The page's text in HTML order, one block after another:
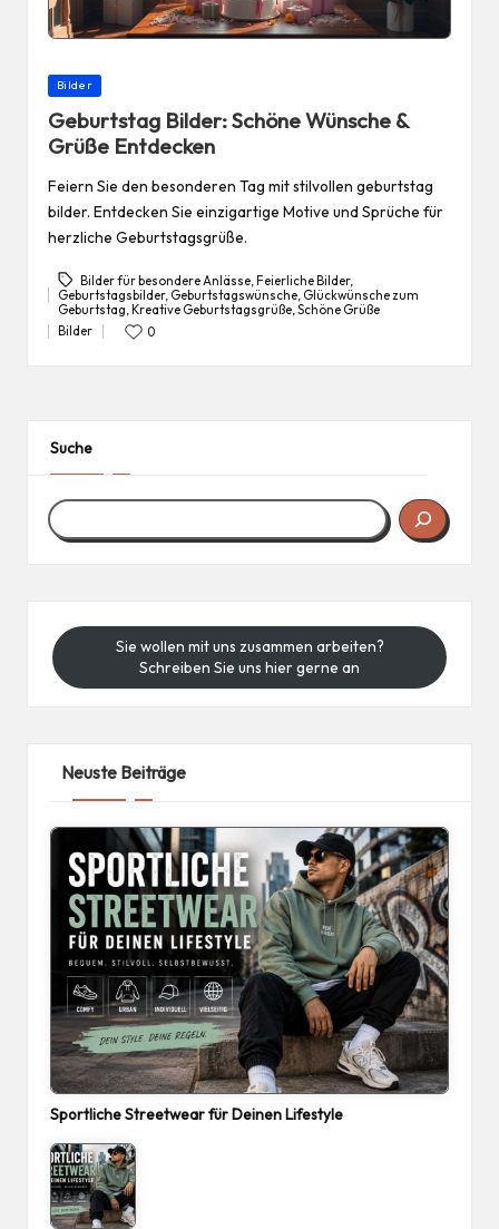
Posted
Bilder
Geburtstag Bilder: Schöne Wünsche &
Grüße Entdecken
Feiern Sie den besonderen Tag mit stilvollen geburtstag
bilder. Entdecken Sie einzigartige Motive und Sprüche für
herzliche Geburtstagsgrüße.
Tags:
Bilder für besondere Anlässe, Feierliche Bilder,
Geburtstagsbilder, Geburtstagswünsche, Glückwünsche zum
Geburtstag Kreative Geburtstagsgrüße, Schöne Grüße
Posted
Bilder 0
Suche
Sie wollen mit uns zusammen arbeiten?
Schreiben Sie uns hier gerne an
Neuste Beiträge
Sportliche Streetwear für Deinen Lifestyle